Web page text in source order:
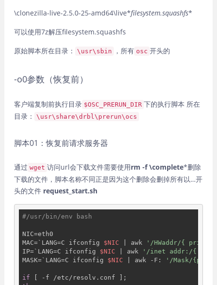
\clonezilla-live-2.5.0-25-amd64\live*filesystem.squashfs*
可以使用7z解压filesystem.squashfs
原始脚本所在目录： \usr\sbin ，所有 osc 开头的
-o0参数（恢复前）
客户端复制前执行目录 $OSC_PRERUN_DIR 下的执行脚本 所在
目录：
\usr\share\drbl\prerun\ocs
脚本01：恢复前请求服务器
通过 wget 访问url会下载文件需要使用rm -f \complete*删除
下载的文件，脚本名称不同正是因为这个删除会删掉所有以…开
头的文件 request_start.sh
#/usr/bin/env bash
NIC=eth0
MAC=`LANG=C ifconfig $NIC | awk
'/HWaddr/{ print
IP=`LANG=C ifconfig $NIC | awk
'/inet addr:/{
MASK=`LANG=C ifconfig $NIC | awk -F: '/Mask/
if